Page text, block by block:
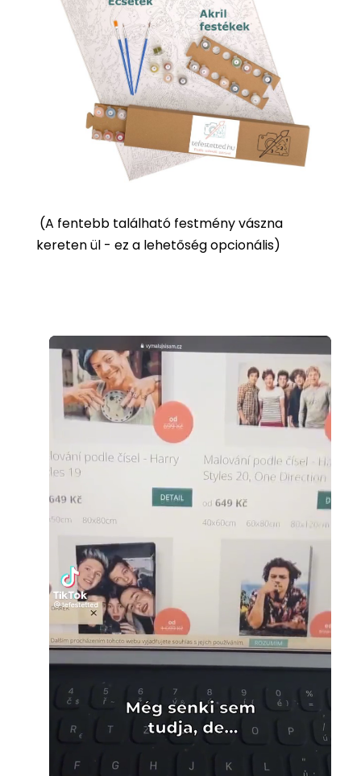
(A fentebb található festmény vászna
kereten ül - ez a lehetőség opcionális)